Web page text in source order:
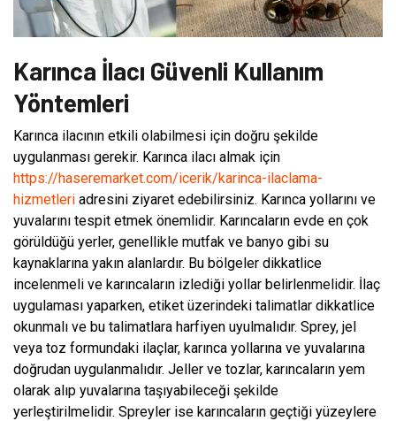
Karınca İlacı Güvenli Kullanım
Yöntemleri
Karınca ilacının etkili olabilmesi için doğru şekilde
uygulanması gerekir. Karınca ilacı almak için
https://haseremarket.com/icerik/karinca-ilaclama-
hizmetleri adresini ziyaret edebilirsiniz. Karınca yollarını ve
yuvalarını tespit etmek önemlidir. Karıncaların evde en çok
görüldüğü yerler, genellikle mutfak ve banyo gibi su
kaynaklarına yakın alanlardır. Bu bölgeler dikkatlice
incelenmeli ve karıncaların izlediği yollar belirlenmelidir. İlaç
uygulaması yaparken, etiket üzerindeki talimatlar dikkatlice
okunmalı ve bu talimatlara harfiyen uyulmalıdır. Sprey, jel
veya toz formundaki ilaçlar, karınca yollarına ve yuvalarına
doğrudan uygulanmalıdır. Jeller ve tozlar, karıncaların yem
olarak alıp yuvalarına taşıyabileceği şekilde
yerleştirilmelidir. Spreyler ise karıncaların geçtiği yüzeylere